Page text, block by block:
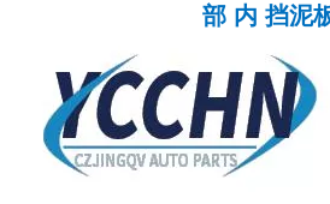
部 内 挡泥